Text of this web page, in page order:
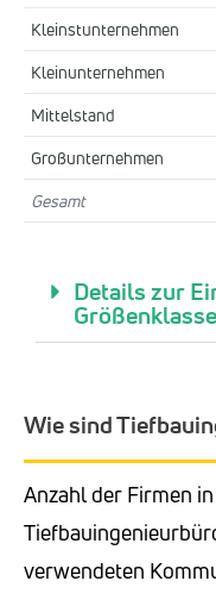
Kleinstunternehmen
Kleinunternehmen
Mittelstand
Großunternehmen
Gesamt
Details zur
Wie sind
Anzahl der Firmen
verwendeten